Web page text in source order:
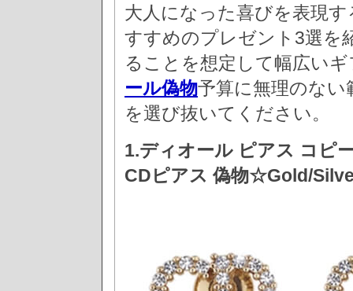
大人になった喜びを表現
すすめのプレゼント3選を
ることを想定して幅広い
ール偽物予算に無理のな
を選び抜いてください。
1.ディオール ピアス コピ
CDピアス 偽物☆Gold/